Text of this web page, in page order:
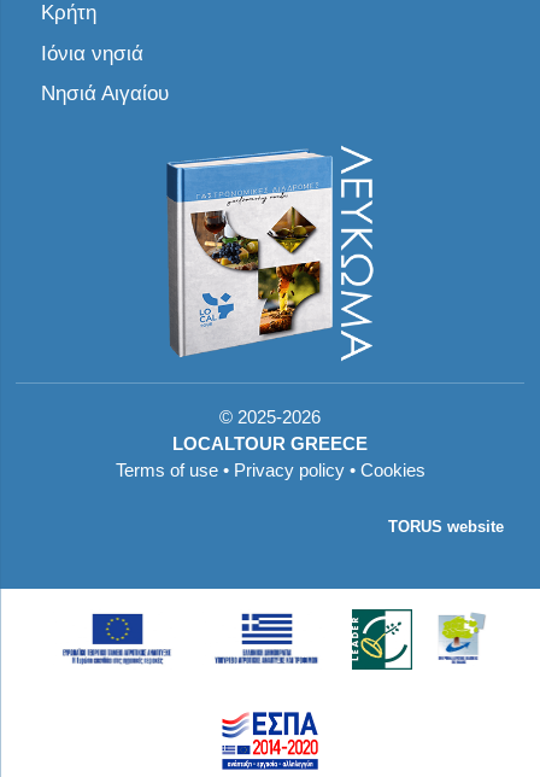
Κρήτη
Ιόνια νησιά
Νησιά Αιγαίου
© 2025-2026
LOCALTOUR GREECE
Terms of use• Privacy policy• Cookies
TORUS website